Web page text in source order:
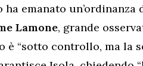
emanato un’ordinanza
Lamone, grande
è “sotto controllo, ma la